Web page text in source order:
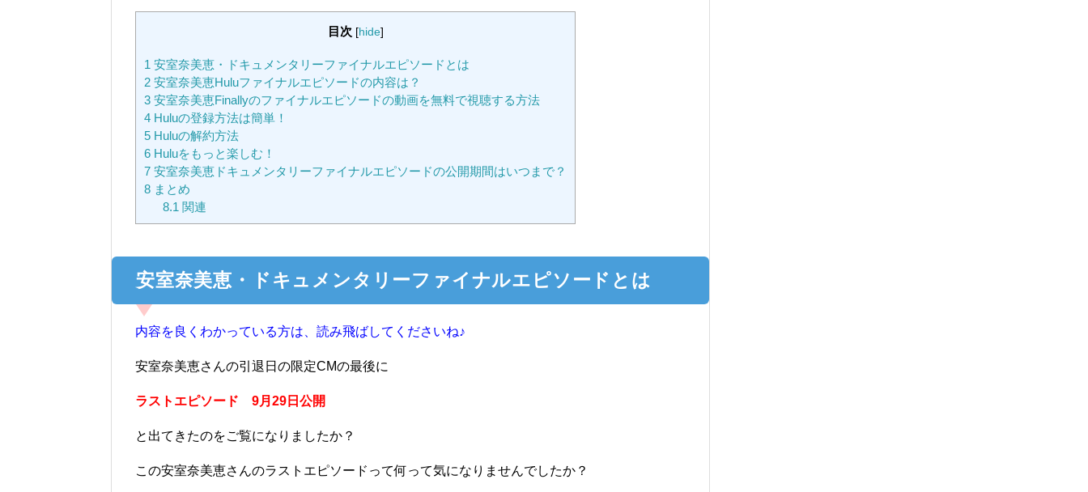
目次 [hide]
1 安室奈美恵・ドキュメンタリーファイナルエピソードとは
2 安室奈美恵Huluファイナルエピソードの内容は？
3 安室奈美恵Finallyのファイナルエピソードの動画を無料で視聴する方法
4 Huluの登録方法は簡単！
5 Huluの解約方法
6 Huluをもっと楽しむ！
7 安室奈美恵ドキュメンタリーファイナルエピソードの公開期間はいつまで？
8 まとめ
8.1 関連
安室奈美恵・ドキュメンタリーファイナルエピソードとは
内容を良くわかっている方は、読み飛ばしてくださいね♪
安室奈美恵さんの引退日の限定CMの最後に
ラストエピソード 9月29日公開
と出てきたのをご覧になりましたか？
この安室奈美恵さんのラストエピソードって何って気になりませんでしたか？